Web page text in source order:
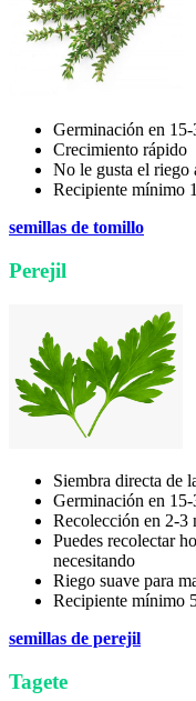
Germinación en 15-
Crecimiento rápido
No le gusta el riego
Recipiente mínimo
semillas de tomillo
Perejil
Siembra directa de
Germinación en 15-
Recolección en 2-3
Puedes recolectar
necesitando
Riego suave para
Recipiente mínimo
semillas de perejil
Tagete